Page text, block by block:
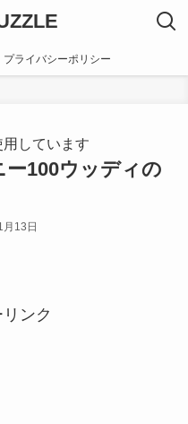
プライバシーポリシー
しています
ー100ウッディの
13日
ンク